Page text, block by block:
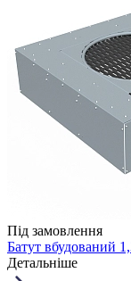
Під замовлення
Батут вбудований
Детальніше